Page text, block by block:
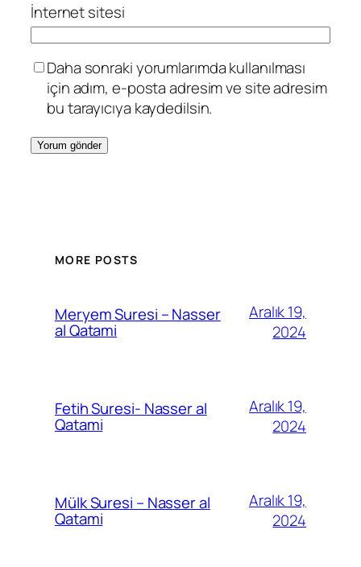
İnternet sitesi
Daha sonraki yorumlarımda kullanılması
için adım, e-posta adresim ve site adresim
bu tarayıcıya kaydedilsin.
MORE POSTS
Meryem Suresi – Nasser
al Qatami
Aralık 19,
2024
Fetih Suresi- Nasser al
Qatami
Aralık 19,
2024
Mülk Suresi – Nasser al
Qatami
Aralık 19,
2024